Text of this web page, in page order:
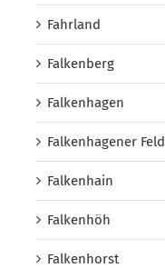
Fahrland
Falkenberg
Falkenhagen
Falkenhagener Feld
Falkenhain
Falkenhöh
Falkenhorst